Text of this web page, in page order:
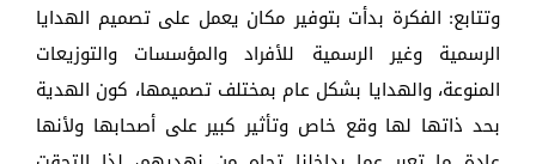
وتتابع: الفكرة بدأت بتوفير مكان يعمل على تصميم الهدايا
الرسمية وغير الرسمية للأفراد والمؤسسات والتوزيعات
المنوعة، والهدايا بشكل عام بمختلف تصميمها، كون الهدية
بحد ذاتها لها وقع خاص وتأثير كبير على أصحابها ولأنها